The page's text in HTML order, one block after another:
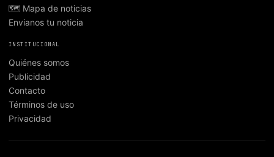
🗺️ Mapa de noticias
Envianos tu noticia
INSTITUCIONAL
Quiénes somos
Publicidad
Contacto
Términos de uso
Privacidad